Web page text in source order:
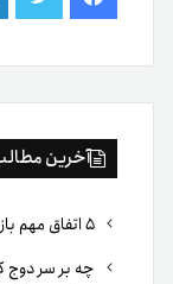
فیس
بوک
آخرین
چه بر سر دوج